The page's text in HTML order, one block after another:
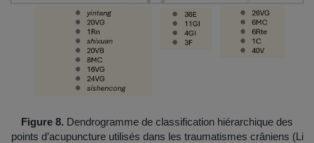
Figure 8. Dendrogramme de classification hiérarchique des
points d’acupuncture utilisés dans les traumatismes crâniens (Li